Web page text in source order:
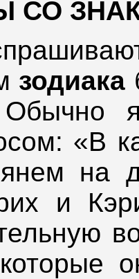
СО
зодиака
«В
на
и